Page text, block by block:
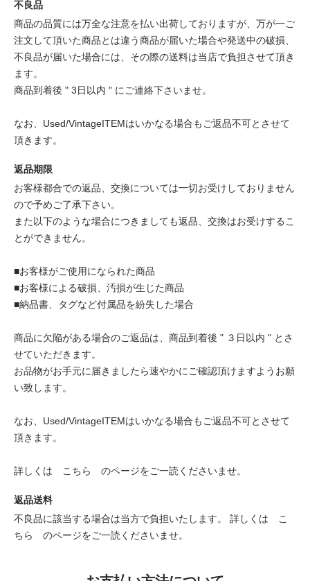
不良品
商品の品質には万全な注意を払い出荷しておりますが、万が一ご
注文して頂いた商品とは違う商品が届いた場合や発送中の破損、
不良品が届いた場合には、その際の送料は当店で負担させて頂き
ます。
商品到着後 " 3日以内 " にご連絡下さいませ。
なお、Used/VintageITEMはいかなる場合もご返品不可とさせて
頂きます。
返品期限
お客様都合での返品、交換については一切お受けしておりません
ので予めご了承下さい。
また以下のような場合につきましても返品、交換はお受けするこ
とができません。
■お客様がご使用になられた商品
■お客様による破損、汚損が生じた商品
■納品書、タグなど付属品を紛失した場合
商品に欠陥がある場合のご返品は、商品到着後 " ３日以内 " とさ
せていただきます。
お品物がお手元に届きましたら速やかにご確認頂けますようお願
い致します。
なお、Used/VintageITEMはいかなる場合もご返品不可とさせて
頂きます。
詳しくは こちら のページをご一読くださいませ。
返品送料
不良品に該当する場合は当方で負担いたします。 詳しくは
こ
ちら
のページをご一読くださいませ。